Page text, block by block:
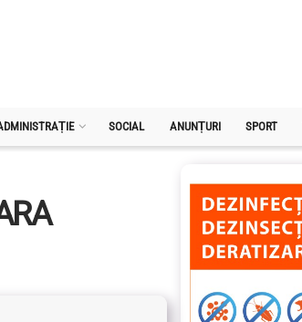
SOCIAL ANUNȚURI SPORT